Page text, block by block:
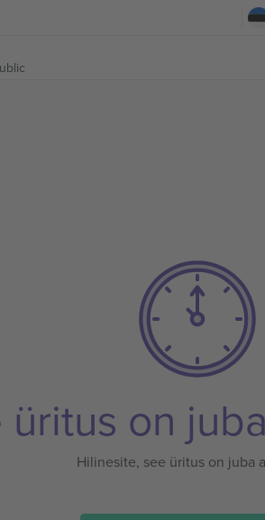
üritus on
Hilinesite, see üritus on juba